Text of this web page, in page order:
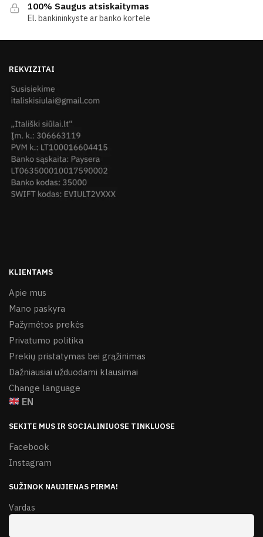
100% Saugus atsiskaitymas
El. bankininkyste ar banko kortele
REKVIZITAI
KLIENTAMS
Apie mus
Mano paskyra
Pažymėtos prekės
Privatumo politika
Prekių pristatymas bei grąžinimas
Dažniausiai užduodami klausimai
Change language
EN
SEKITE MUS IR SOCIALINIUOSE TINKLUOSE
Facebook
Instagram
SUŽINOK NAUJIENAS PIRMA!
Vardas